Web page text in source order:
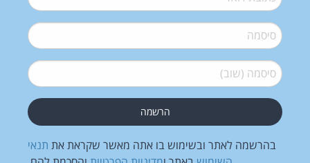
סיסמה*
סיסמה (שוב)*
בהרשמה לאתר ובשימוש בו אתה מאשר שקראת את תנאי